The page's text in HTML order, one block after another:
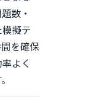
数・
擬テ
を確保
よく